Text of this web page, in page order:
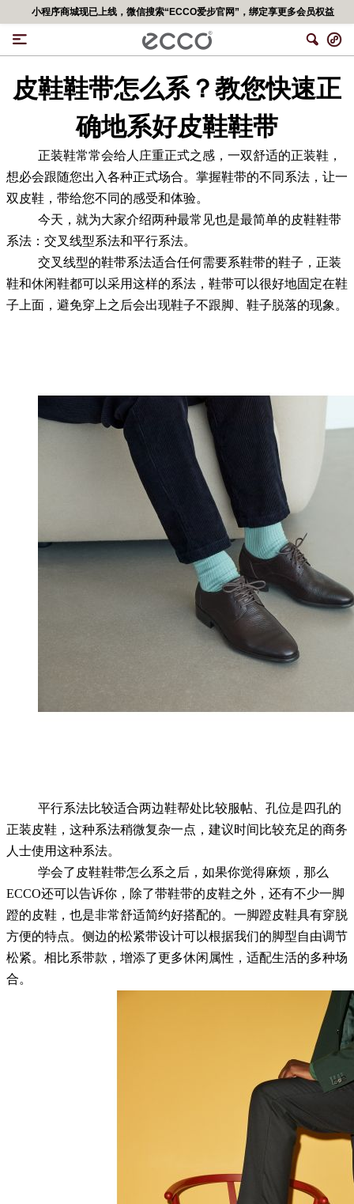
皮鞋鞋带怎么系？教您快速正
确地系好皮鞋鞋带
正装鞋常常会给人庄重正式之感，一双舒适的正装鞋，
想必会跟随您出入各种正式场合。掌握鞋带的不同系法，让一
双皮鞋，带给您不同的感受和体验。
今天，就为大家介绍两种最常见也是最简单的皮鞋鞋带
系法：交叉线型系法和平行系法。
交叉线型的鞋带系法适合任何需要系鞋带的鞋子，正装
鞋和休闲鞋都可以采用这样的系法，鞋带可以很好地固定在鞋
子上面，避免穿上之后会出现鞋子不跟脚、鞋子脱落的现象。
平行系法比较适合两边鞋帮处比较服帖、孔位是四孔的
正装皮鞋，这种系法稍微复杂一点，建议时间比较充足的商务
人士使用这种系法。
学会了皮鞋鞋带怎么系之后，如果你觉得麻烦，那么
ECCO还可以告诉你，除了带鞋带的皮鞋之外，还有不少一脚
蹬的皮鞋，也是非常舒适简约好搭配的。一脚蹬皮鞋具有穿脱
方便的特点。侧边的松紧带设计可以根据我们的脚型自由调节
松紧。相比系带款，增添了更多休闲属性，适配生活的多种场
合。
小程序商城现已上线，微信搜索“ECCO爱步官网”，绑定享更多会员权益